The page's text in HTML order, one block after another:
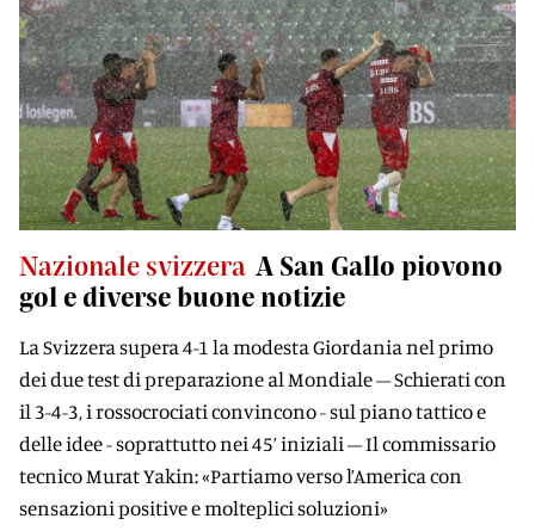
Nazionale svizzera A San Gallo piovono
gol e diverse buone notizie
La Svizzera supera 4-1 la modesta Giordania nel primo
dei due test di preparazione al Mondiale – Schierati con
il 3-4-3, i rossocrociati convincono - sul piano tattico e
delle idee - soprattutto nei 45’ iniziali – Il commissario
tecnico Murat Yakin: «Partiamo verso l’America con
sensazioni positive e molteplici soluzioni»